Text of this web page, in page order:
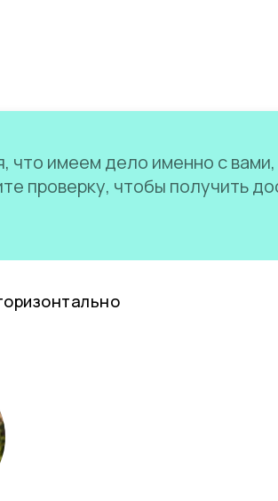
что имеем дело именно с
проверку, чтобы получить